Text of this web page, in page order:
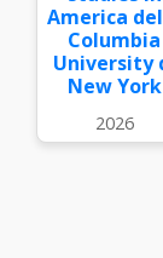
America
Columbia
University
New York
2026